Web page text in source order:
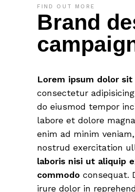
FIND OUT MORE
Brand
Lorem ipsum dolor sit
consectetur
do eiusmod tempor
labore et dolore
enim ad minim
nostrud exercitation
laboris nisi ut aliquip
commodo consequat.
irure dolor in